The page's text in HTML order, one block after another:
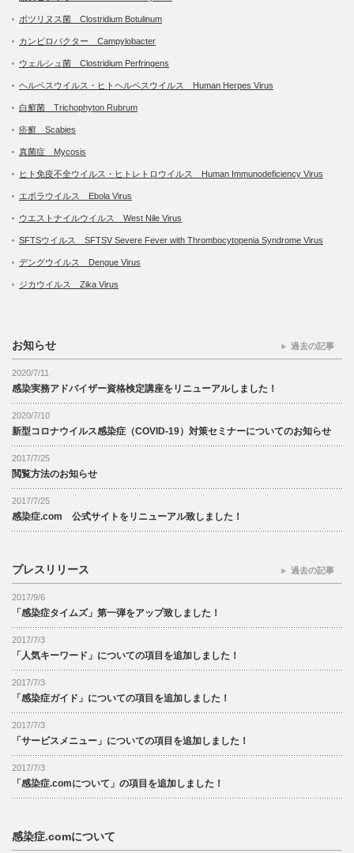
ボツリヌス菌 Clostridium Botulinum
カンピロバクター Campylobacter
ウェルシュ菌 Clostridium Perfringens
ヘルペスウイルス・ヒトヘルペスウイルス Human Herpes Virus
白癬菌 Trichophyton Rubrum
疥癬 Scabies
真菌症 Mycosis
ヒト免疫不全ウイルス・ヒトレトロウイルス Human Immunodeficiency Virus
エボラウイルス Ebola Virus
ウエストナイルウイルス West Nile Virus
SFTSウイルス SFTSV Severe Fever with Thrombocytopenia Syndrome Virus
デングウイルス Dengue Virus
ジカウイルス Zika Virus
お知らせ
2020/7/11
感染実務アドバイザー資格検定講座をリニューアルしました！
2020/7/10
新型コロナウイルス感染症（COVID-19）対策セミナーについてのお知らせ
2017/7/25
閲覧方法のお知らせ
2017/7/25
感染症.com 公式サイトをリニューアル致しました！
過去の記事
プレスリリース
2017/9/6
「感染症タイムズ」第一弾をアップ致しました！
2017/7/3
「人気キーワード」についての項目を追加しました！
2017/7/3
「感染症ガイド」についての項目を追加しました！
2017/7/3
「サービスメニュー」についての項目を追加しました！
2017/7/3
「感染症.comについて」の項目を追加しました！
過去の記事
感染症.comについて